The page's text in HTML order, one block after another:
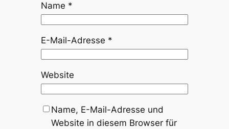
Name *
E-Mail-Adresse *
Website
Name, E-Mail-Adresse und
Website in diesem Browser für